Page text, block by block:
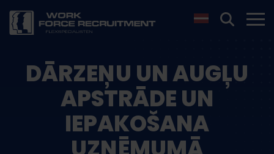
DĀRZEŅU UN AUGĻU
APSTRĀDE UN
IEPAKOŠANA